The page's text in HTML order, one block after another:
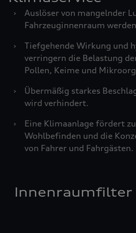
›
Auslöser von mangelnder
Fahrzeuginnenraum
›
Tiefgehende Wirkung und
verringern die Belastung
Pollen, Keime und
›
Übermäßig starkes
wird verhindert.
›
Eine Klimaanlage fördert
Wohlbefinden und die
von Fahrer und Fahrgästen.
Innenraumfilter